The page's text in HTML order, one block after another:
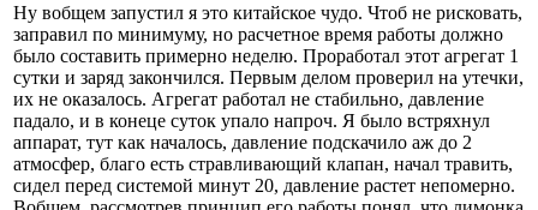
Ну вобщем запустил я это китайское чудо. Чтоб не рисковать,
заправил по минимуму, но расчетное время работы должно
было составить примерно неделю. Проработал этот агрегат 1
сутки и заряд закончился. Первым делом проверил на утечки,
их не оказалось. Агрегат работал не стабильно, давление
падало, и в конеце суток упало напроч. Я было встряхнул
аппарат, тут как началось, давление подскачило аж до 2
атмосфер, благо есть стравливающий клапан, начал травить,
сидел перед системой минут 20, давление растет непомерно.